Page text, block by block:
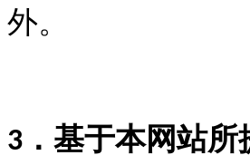
外。
3 ．基于本网站